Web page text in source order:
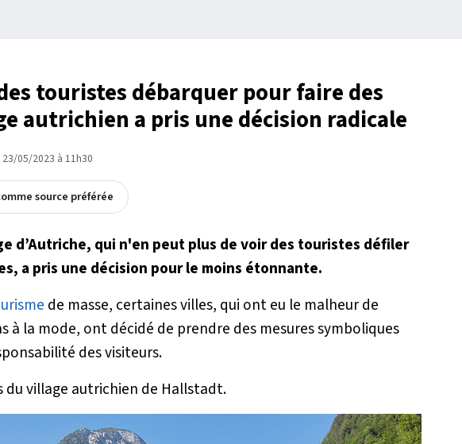
touristes débarquer pour faire des
autrichien a pris une décision radicale
05/2023 à 11h30
source préférée
d’Autriche, qui n'en peut plus de voir des touristes défiler
a pris une décision pour le moins étonnante.
de masse, certaines villes, qui ont eu le malheur de
à la mode, ont décidé de prendre des mesures symboliques
des visiteurs.
du village autrichien de Hallstadt.